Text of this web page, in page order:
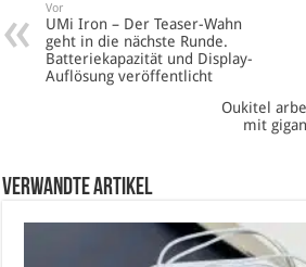
Vor
UMi Iron – Der Teaser-Wahn
geht in die nächste Runde.
Batteriekapazität und Display-
Auflösung veröffentlicht
Oukitel
mit
verwandte Artikel